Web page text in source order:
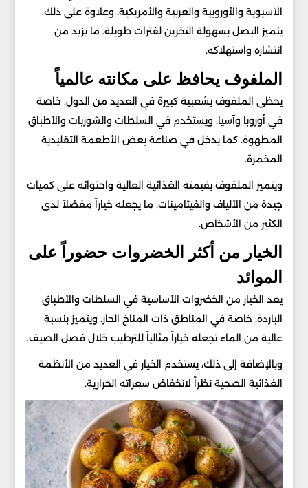
الآسيوية والأوروبية والعربية والأمريكية. وعلاوة على ذلك،
يتميز البصل بسهولة التخزين لفترات طويلة. ما يزيد من
انتشاره واستهلاكه.
الملفوف يحافظ على مكانته عالمياً
يحظى الملفوف بشعبية كبيرة في العديد من الدول. خاصة
في أوروبا وآسيا. ويستخدم في السلطات والشوربات والأطباق
المطهوة. كما يدخل في صناعة بعض الأطعمة التقليدية
المخمرة.
ويتميز الملفوف بقيمته الغذائية العالية واحتوائه على كميات
جيدة من الألياف والفيتامينات. ما يجعله خياراً مفضلاً لدى
الكثير من الأشخاص.
الخيار من أكثر الخضروات حضوراً على
الموائد
يعد الخيار من الخضروات الأساسية في السلطات والأطباق
الباردة. خاصة في المناطق ذات المناخ الحار. ويتميز بنسبة
عالية من الماء تجعله خياراً مثالياً للترطيب خلال فصل الصيف.
وبالإضافة إلى ذلك، يستخدم الخيار في العديد من الأنظمة
الغذائية الصحية نظراً لانخفاض سعراته الحرارية.